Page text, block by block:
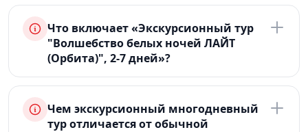
Что включает «Экскурсионный тур
"Волшебство белых ночей ЛАЙТ
(Орбита)", 2-7 дней»?
Чем экскурсионный многодневный
тур отличается от обычной